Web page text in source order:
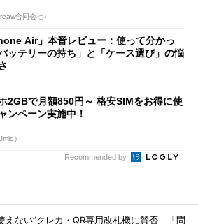
合同会社）
Air」本音レビュー：使って分かっ
ッテリーの持ち」と「ケース選び」の悩
2GBで月額850円～ 格安SIMをお得に使
ンペーン実施中！
）
Recommended by
えない”クレカ・QR専用改札機に賛否 「問